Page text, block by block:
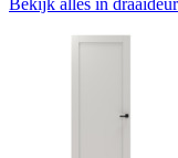
Bekijk alles in draaideur